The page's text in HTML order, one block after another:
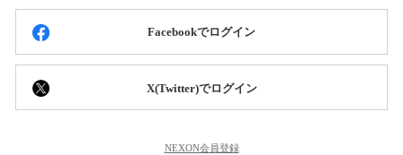
Facebookでログイン
X(Twitter)でログイン
NEXON会員登録